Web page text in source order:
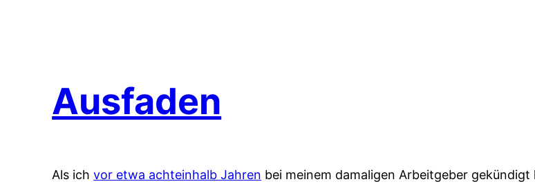
Ausfaden
Als ichvor etwa achteinhalb Jahren bei meinem damaligen Arbeitgeber